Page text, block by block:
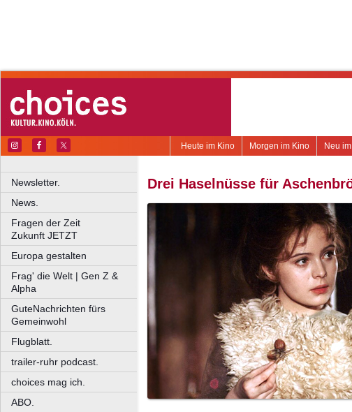
Neu
Morgen im Kino
Heute im Kino
Newsletter.
News.
Fragen der Zeit
Zukunft JETZT
Europa gestalten
Frag' die Welt | Gen Z &
Alpha
GuteNachrichten fürs
Gemeinwohl
Flugblatt.
trailer-ruhr podcast.
choices mag ich.
ABO.
Drei Haselnüsse für